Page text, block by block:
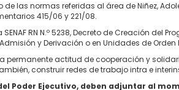
de las normas referidas al área de Niñez,
415/06 y 221/08.
RN N.º 5238, Decreto de Creación del
y Derivación o en Unidades de Orden
permanente actitud de cooperación y
construir redes de trabajo intra e
Poder Ejecutivo, deben adjuntar al